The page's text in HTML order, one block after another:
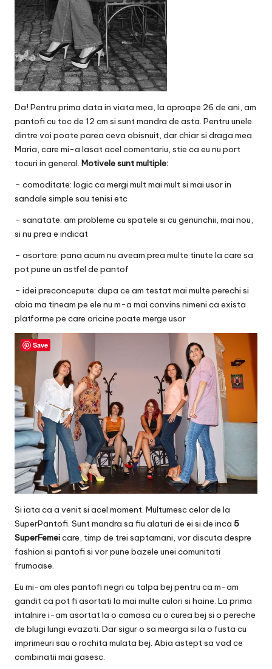
Da! Pentru prima data in viata mea, la aproape 26 de ani, am
pantofi cu toc de 12 cm si sunt mandra de asta. Pentru unele
dintre voi poate parea ceva obisnuit, dar chiar si draga mea
Maria, care mi-a lasat acel comentariu, stie ca eu nu port
tocuri in general. Motivele sunt multiple:
– comoditate: logic ca mergi mult mai mult si mai usor in
sandale simple sau tenisi etc
– sanatate: am probleme cu spatele si cu genunchii, mai nou,
si nu prea e indicat
– asortare: pana acum nu aveam prea multe tinute la care sa
pot pune un astfel de pantof
– idei preconcepute: dupa ce am testat mai multe perechi si
abia ma tineam pe ele nu m-a mai convins nimeni ca exista
platforme pe care oricine poate merge usor
Si iata ca a venit si acel moment. Multumesc celor de la
SuperPantofi. Sunt mandra sa fiu alaturi de ei si de inca 5
SuperFemeicare, timp de trei saptamani, vor discuta despre
fashion si pantofi si vor pune bazele unei comunitati
frumoase.
Eu mi-am ales pantofi negri cu talpa bej pentru ca m-am
gandit ca pot fi asortati la mai multe culori si haine. La prima
intalnire i-am asortat la o camasa cu o curea bej si o pereche
de blugi lungi evazati. Dar sigur o sa mearga si la o fusta cu
imprimeuri sau o rochita mulata bej. Abia astept sa vad ce
combinatii mai gasesc.
Save